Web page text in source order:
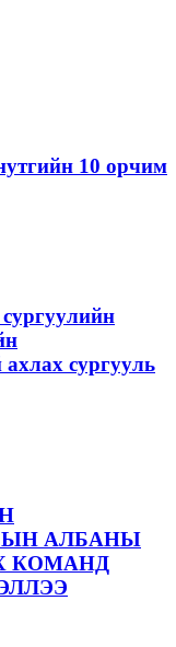
10 орчим
ахлах сургууль
АЛБАНЫ
КОМАНД